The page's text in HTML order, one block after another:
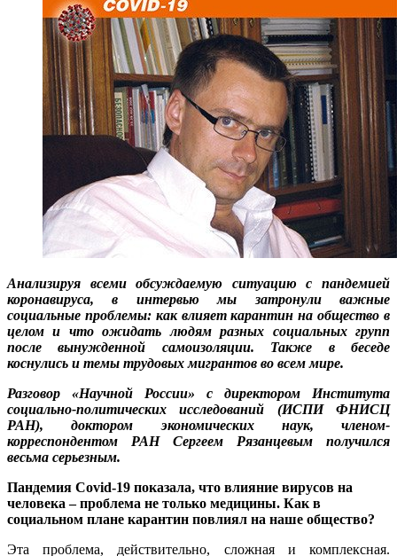
Анализируя всеми обсуждаемую ситуацию с пандемией
коронавируса, в интервью мы затронули важные
социальные проблемы: как влияет карантин на общество в
целом и что ожидать людям разных социальных групп
после вынужденной самоизоляции. Также в беседе
коснулись и темы трудовых мигрантов во всем мире.
Разговор «Научной России» с директором Института
социально-политических исследований (ИСПИ ФНИСЦ
РАН), доктором экономических наук, членом-
корреспондентом РАН Сергеем Рязанцевым получился
весьма серьезным.
Пандемия Covid-19 показала, что влияние вирусов на
человека – проблема не только медицины. Как в
социальном плане карантин повлиял на наше общество?
Эта проблема, действительно, сложная и комплексная.